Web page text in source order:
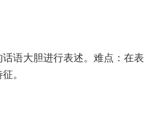
语大胆进行表述。难点：在表
。